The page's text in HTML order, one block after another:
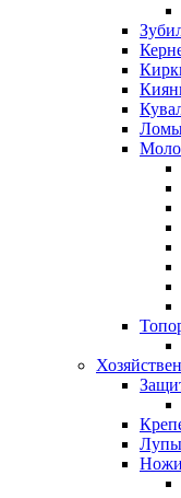
Лупы
Ножи